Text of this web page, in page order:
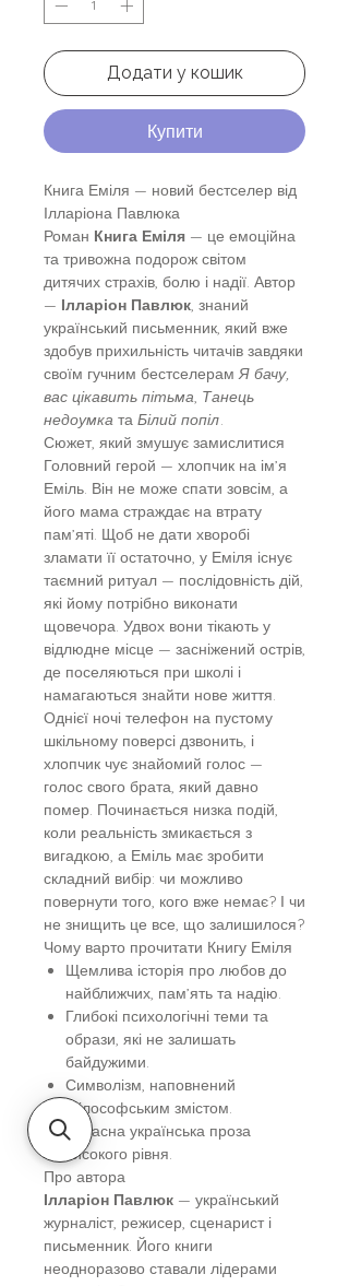
Додати у кошик
Купити
Книга Еміля — новий бестселер від
Ілларіона Павлюка
Роман Книга Еміля — це емоційна
та тривожна подорож світом
дитячих страхів, болю і надії. Автор
— Ілларіон Павлюк, знаний
український письменник, який вже
здобув прихильність читачів завдяки
своїм гучним бестселерамЯ бачу,
вас цікавить пітьма, Танець
недоумка та Білий попіл.
Сюжет, який змушує замислитися
Головний герой — хлопчик на ім’я
Еміль. Він не може спати зовсім, а
його мама страждає на втрату
пам’яті. Щоб не дати хворобі
зламати її остаточно, у Еміля існує
таємний ритуал — послідовність дій,
які йому потрібно виконати
щовечора. Удвох вони тікають у
відлюдне місце — засніжений острів,
де поселяються при школі і
намагаються знайти нове життя.
Однієї ночі телефон на пустому
шкільному поверсі дзвонить, і
хлопчик чує знайомий голос —
голос свого брата, який давно
помер. Починається низка подій,
коли реальність змикається з
вигадкою, а Еміль має зробити
складний вибір: чи можливо
повернути того, кого вже немає? І чи
не знищить це все, що залишилося?
Чому варто прочитати Книгу Еміля
Щемлива історія про любов до
найближчих, пам’ять та надію.
Глибокі психологічні теми та
образи, які не залишать
байдужими.
Символізм, наповнений
філософським змістом.
Сучасна українська проза
високого рівня.
Про автора
Ілларіон Павлюк — український
журналіст, режисер, сценарист і
письменник. Його книги
неодноразово ставали лідерами